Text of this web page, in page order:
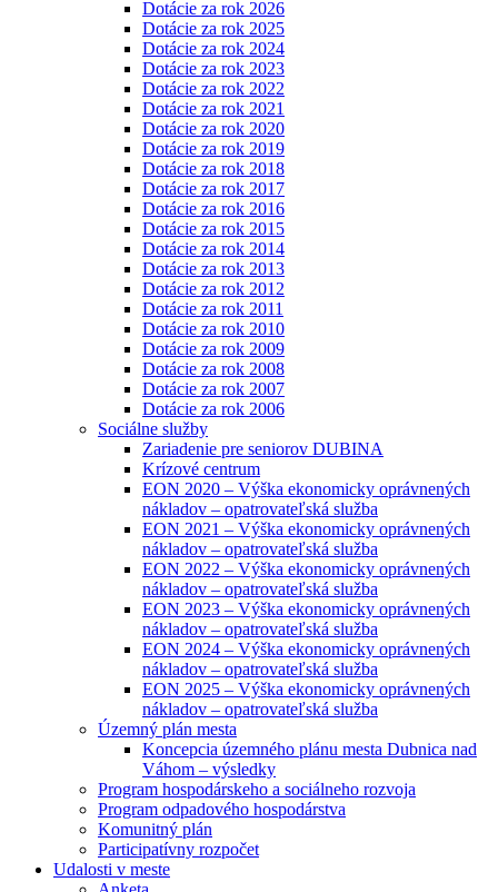
Dotácie za rok 2026
Dotácie za rok 2025
Dotácie za rok 2024
Dotácie za rok 2023
Dotácie za rok 2022
Dotácie za rok 2021
Dotácie za rok 2020
Dotácie za rok 2019
Dotácie za rok 2018
Dotácie za rok 2017
Dotácie za rok 2016
Dotácie za rok 2015
Dotácie za rok 2014
Dotácie za rok 2013
Dotácie za rok 2012
Dotácie za rok 2011
Dotácie za rok 2010
Dotácie za rok 2009
Dotácie za rok 2008
Dotácie za rok 2007
Dotácie za rok 2006
Sociálne služby
Zariadenie pre seniorov DUBINA
Krízové centrum
EON 2020 – Výška ekonomicky oprávnených
nákladov – opatrovateľská služba
EON 2021 – Výška ekonomicky oprávnených
nákladov – opatrovateľská služba
EON 2022 – Výška ekonomicky oprávnených
nákladov – opatrovateľská služba
EON 2023 – Výška ekonomicky oprávnených
nákladov – opatrovateľská služba
EON 2024 – Výška ekonomicky oprávnených
nákladov – opatrovateľská služba
EON 2025 – Výška ekonomicky oprávnených
nákladov – opatrovateľská služba
Územný plán mesta
Koncepcia územného plánu mesta Dubnica nad
Váhom – výsledky
Program hospodárskeho a sociálneho rozvoja
Program odpadového hospodárstva
Komunitný plán
Participatívny rozpočet
Udalosti v meste